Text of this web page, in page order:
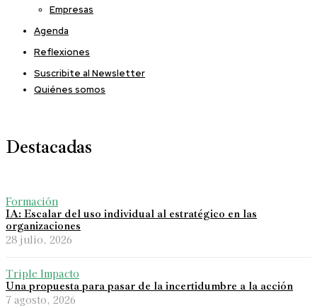
Empresas
Agenda
Reflexiones
Suscribite al Newsletter
Quiénes somos
Destacadas
Formación
IA: Escalar del uso individual al estratégico en las
organizaciones
28 julio, 2026
Triple Impacto
Una propuesta para pasar de la incertidumbre a la acción
7 agosto, 2026